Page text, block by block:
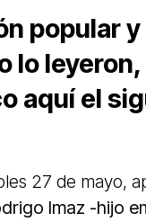
popular y
lo leyeron,
aquí el
27 de mayo,
Imaz -hijo